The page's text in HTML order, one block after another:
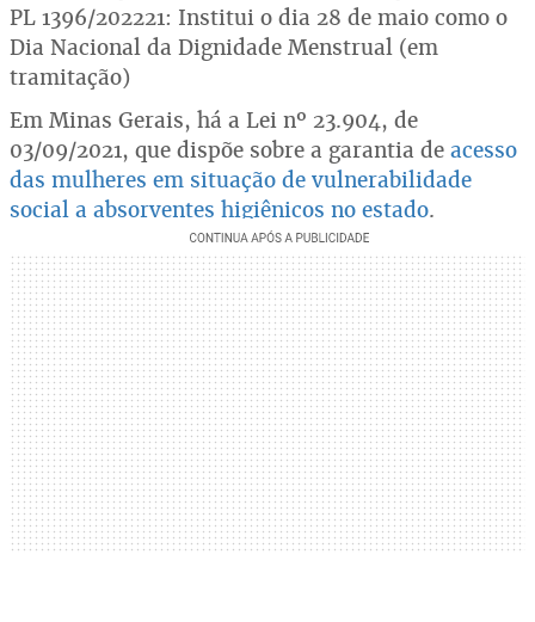
PL 1396/202221: Institui o dia 28 de maio como o
Dia Nacional da Dignidade Menstrual (em
tramitação)
Em Minas Gerais, há a Lei nº 23.904, de
03/09/2021, que dispõe sobre a garantia de acesso
das mulheres em situação de vulnerabilidade
social a absorventes higiênicos no estado.